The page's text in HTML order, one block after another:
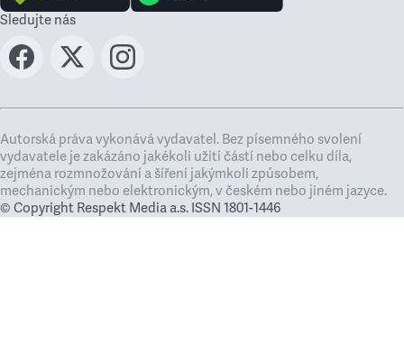
Sledujte nás
Autorská práva vykonává vydavatel. Bez písemného svolení
vydavatele je zakázáno jakékoli užití částí nebo celku díla,
zejména rozmnožování a šíření jakýmkoli způsobem,
mechanickým nebo elektronickým, v českém nebo jiném jazyce.
© Copyright Respekt Media a.s. ISSN 1801-1446